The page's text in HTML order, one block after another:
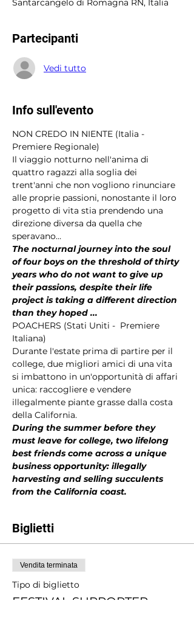
Santarcangelo di Romagna RN, Italia
Partecipanti
Vedi tutto
Info sull'evento
NON CREDO IN NIENTE (Italia -
Premiere Regionale)
Il viaggio notturno nell'anima di
quattro ragazzi alla soglia dei
trent'anni che non vogliono rinunciare
alle proprie passioni, nonostante il loro
progetto di vita stia prendendo una
direzione diversa da quella che
speravano…
The nocturnal journey into the soul
of four boys on the threshold of thirty
years who do not want to give up
their passions, despite their life
project is taking a different direction
than they hoped ...
POACHERS (Stati Uniti -  Premiere
Italiana)
Durante l'estate prima di partire per il
college, due migliori amici di una vita
si imbattono in un'opportunità di affari
unica: raccogliere e vendere
illegalmente piante grasse dalla costa
della California.
During the summer before they
must leave for college, two lifelong
best friends come across a unique
business opportunity: illegally
harvesting and selling succulents
from the California coast.
Biglietti
Vendita terminata
Tipo di biglietto
FESTIVAL SUPPORTER